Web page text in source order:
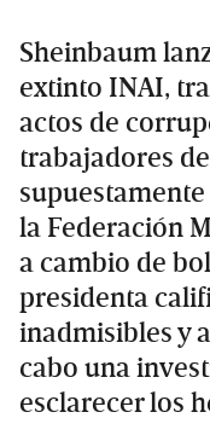
Sheinbaum
extinto INAI,
actos de
trabajadores
la Federación
a cambio de
presidenta
inadmisibles y
cabo una
esclarecer los